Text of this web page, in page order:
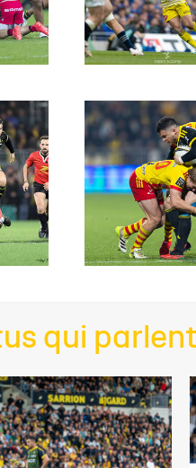
BRICE DULIN
ERCC ||
à la loupe avec
dans notre format...
qui